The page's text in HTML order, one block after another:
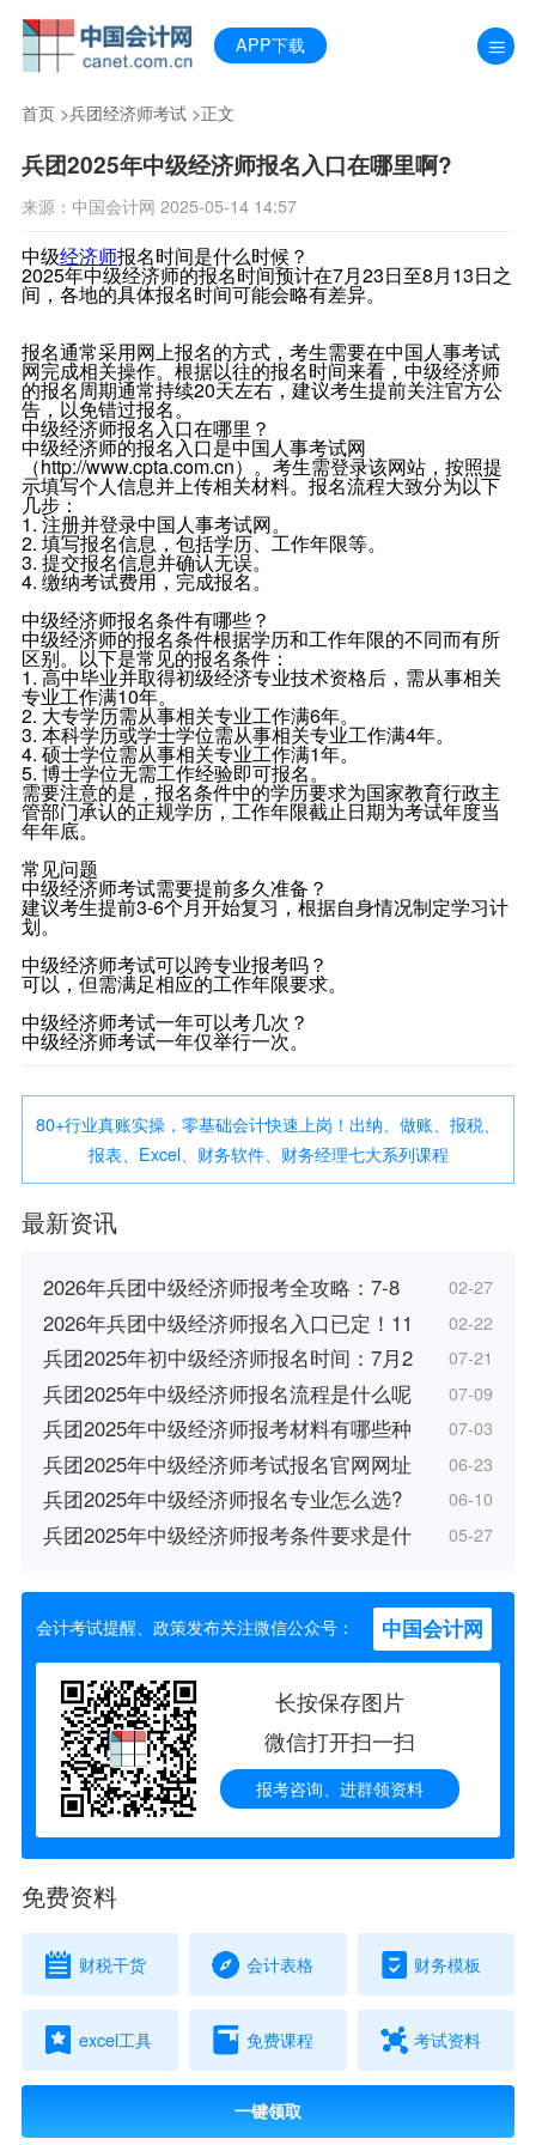
APP下载
首页>兵团经济师考试>正文
兵团2025年中级经济师报名入口在哪里啊?
来源：中国会计网 2025-05-14 14:57
中级经济师报名时间是什么时候？
2025年中级经济师的报名时间预计在7月23日至8月13日之
间，各地的具体报名时间可能会略有差异。
报名通常采用网上报名的方式，考生需要在中国人事考试
网完成相关操作。根据以往的报名时间来看，中级经济师
的报名周期通常持续20天左右，建议考生提前关注官方公
告，以免错过报名。
中级经济师报名入口在哪里？
中级经济师的报名入口是中国人事考试网
（http://www.cpta.com.cn）。考生需登录该网站，按照提
示填写个人信息并上传相关材料。报名流程大致分为以下
几步：
1. 注册并登录中国人事考试网。
2. 填写报名信息，包括学历、工作年限等。
3. 提交报名信息并确认无误。
4. 缴纳考试费用，完成报名。
中级经济师报名条件有哪些？
中级经济师的报名条件根据学历和工作年限的不同而有所
区别。以下是常见的报名条件：
1. 高中毕业并取得初级经济专业技术资格后，需从事相关
专业工作满10年。
2. 大专学历需从事相关专业工作满6年。
3. 本科学历或学士学位需从事相关专业工作满4年。
4. 硕士学位需从事相关专业工作满1年。
5. 博士学位无需工作经验即可报名。
需要注意的是，报名条件中的学历要求为国家教育行政主
管部门承认的正规学历，工作年限截止日期为考试年度当
年年底。
常见问题
中级经济师考试需要提前多久准备？
建议考生提前3-6个月开始复习，根据自身情况制定学习计
划。
中级经济师考试可以跨专业报考吗？
可以，但需满足相应的工作年限要求。
中级经济师考试一年可以考几次？
中级经济师考试一年仅举行一次。
80+行业真账实操，零基础会计快速上岗！出纳、做账、报税、
报表、Excel、财务软件、财务经理七大系列课程
最新资讯
2026年兵团中级经济师报考全攻略：7-8 02-27
2026年兵团中级经济师报名入口已定！11 02-22
兵团2025年初中级经济师报名时间：7月2 07-21
兵团2025年中级经济师报名流程是什么呢 07-09
兵团2025年中级经济师报考材料有哪些种 07-03
兵团2025年中级经济师考试报名官网网址 06-23
兵团2025年中级经济师报名专业怎么选? 06-10
兵团2025年中级经济师报考条件要求是什 05-27
会计考试提醒、政策发布关注微信公众号： 中国会计网
长按保存图片
微信打开扫一扫
报考咨询、进群领资料
免费资料
财税干货 会计表格 财务模板
excel工具 免费课程 考试资料
一键领取